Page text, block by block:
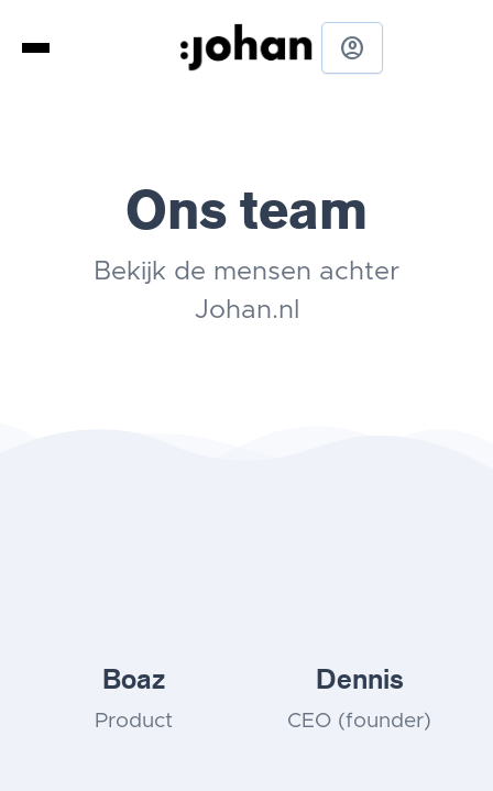
account_circle
Ons team
Bekijk de mensen achter
Johan.nl
Boaz
Product
Dennis
CEO (founder)